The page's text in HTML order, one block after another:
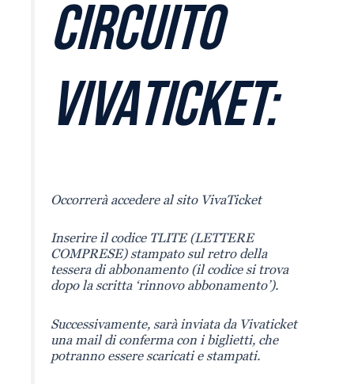
CIRCUITO
VIVATICKET:
Occorrerà accedere al sito VivaTicket
Inserire il codice TLITE (LETTERE
COMPRESE) stampato sul retro della
tessera di abbonamento (il codice si trova
dopo la scritta ‘rinnovo abbonamento’).
Successivamente, sarà inviata da Vivaticket
una mail di conferma con i biglietti, che
potranno essere scaricati e stampati.